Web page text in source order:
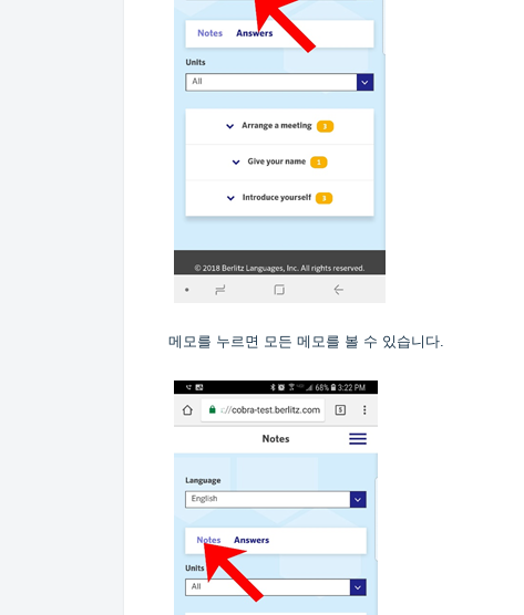
메모를 누르면 모든 메모를 볼 수 있습니다.